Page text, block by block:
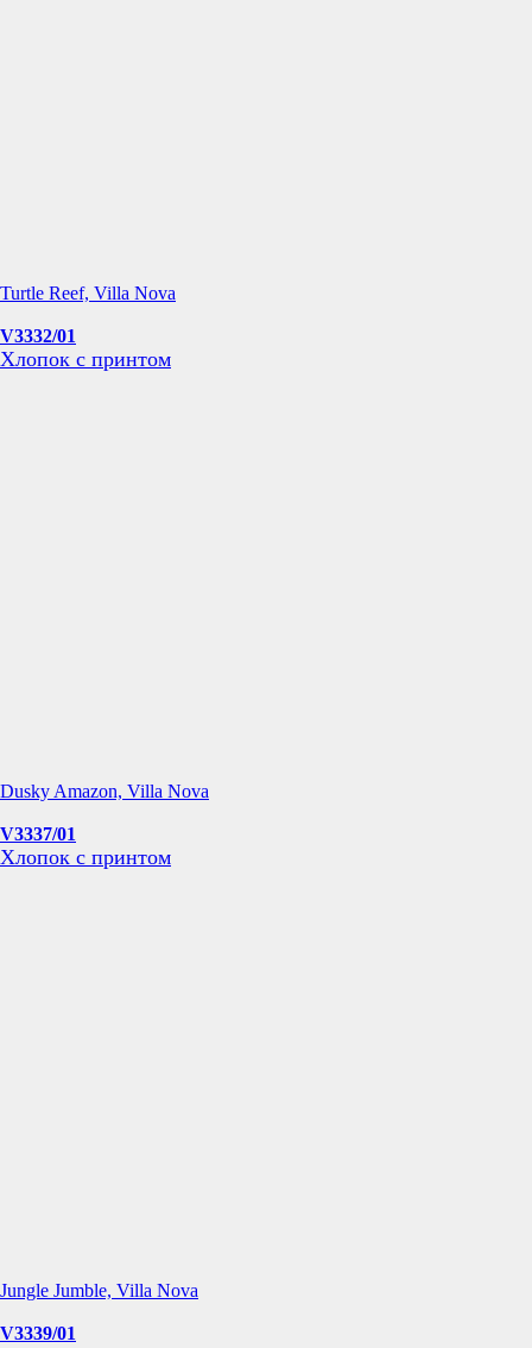
Turtle Reef, Villa Nova
V3332/01
Хлопок с принтом
Dusky Amazon, Villa Nova
V3337/01
Хлопок с принтом
Jungle Jumble, Villa Nova
V3339/01